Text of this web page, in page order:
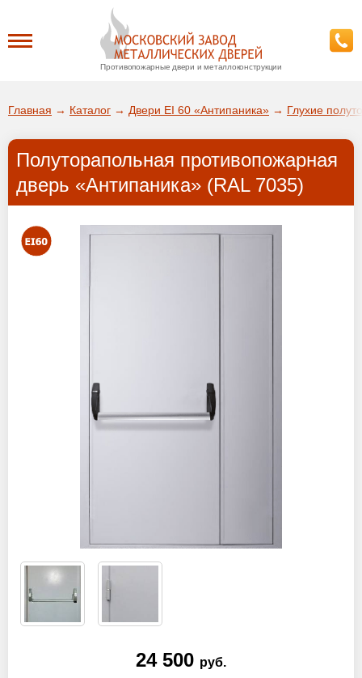
Противопожарные двери и металлоконструкции
ДА!
ВЫБРАТЬ ДРУГОЙ ГОРОД
О заводе
Доставка
Установка
+7 (495) 767-19-79
info@protivopozharnie-dveri.ru
Главная → Каталог → Двери EI 60 «Антипаника» → Глухие
Полуторапольная противопожарная
дверь «Антипаника» (RAL 7035)
24 500 руб.